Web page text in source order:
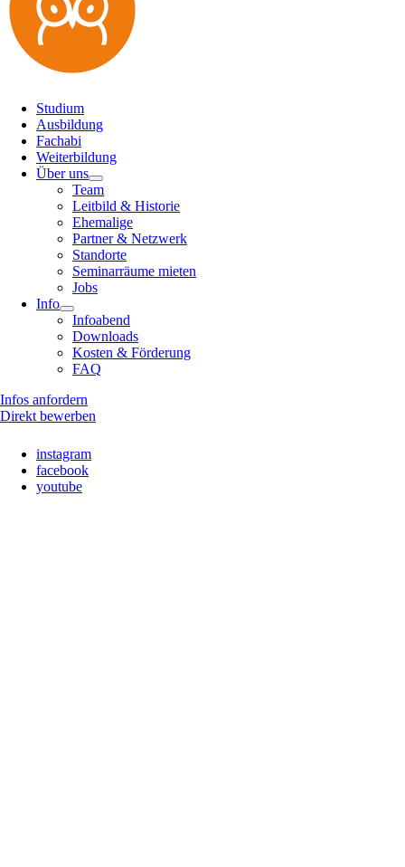
Studium
Ausbildung
Fachabi
Weiterbildung
Über uns
Team
Leitbild & Historie
Ehemalige
Partner & Netzwerk
Standorte
Seminarräume mieten
Jobs
Info
Infoabend
Downloads
Kosten & Förderung
FAQ
Infos anfordern
Direkt bewerben
instagram
facebook
youtube